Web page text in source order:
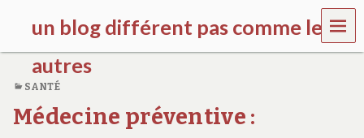
un blog différent pas comme les
autres
d
c
MEN
U
SANTÉ
Médecine préventive :